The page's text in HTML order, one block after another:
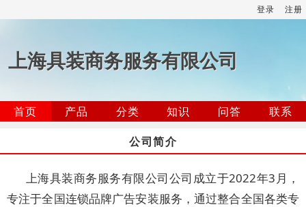
登录 注册
上海具装商务服务有限公司
首页 产品 分类 知识 问答
联系
公司简介
上海具装商务服务有限公司公司成立于2022年3月，
专注于全国连锁品牌广告安装服务，通过整合全国各类专